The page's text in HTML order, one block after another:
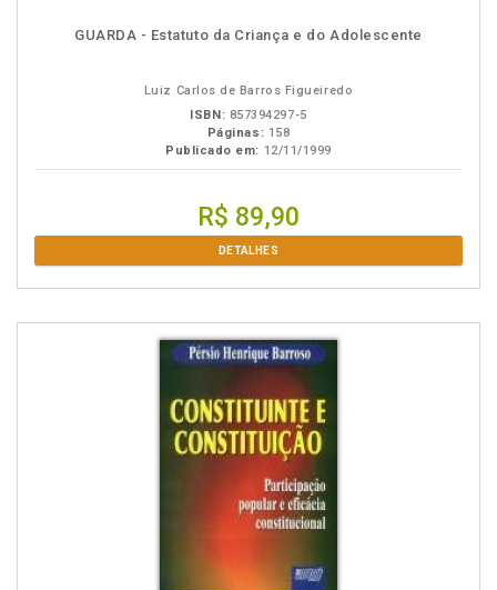
GUARDA - Estatuto da Criança e do Adolescente
Luiz Carlos de Barros Figueiredo
ISBN: 857394297-5
Páginas: 158
Publicado em: 12/11/1999
R$ 89,90
DETALHES